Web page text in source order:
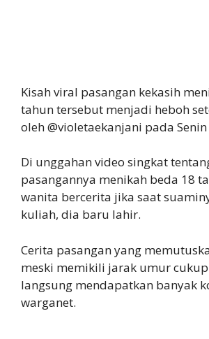
Kisah viral pasangan kekasih
tahun tersebut menjadi heboh
oleh @violetaekanjani pada
Di unggahan video singkat
pasangannya menikah beda 18
wanita bercerita jika saat
kuliah, dia baru lahir.
Cerita pasangan yang
meski memikili jarak umur
langsung mendapatkan banyak
warganet.